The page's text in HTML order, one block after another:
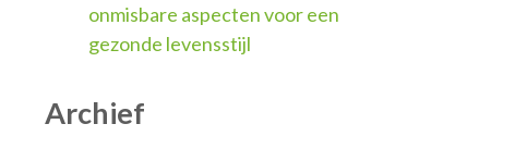
onmisbare aspecten voor een
gezonde levensstijl
Archief